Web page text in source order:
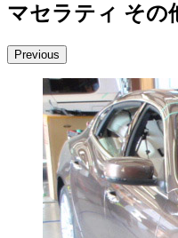
マセラティ その
Previous